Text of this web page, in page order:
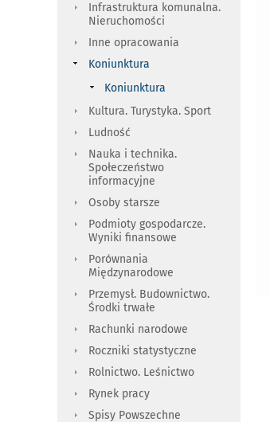
Infrastruktura komunalna.
Nieruchomości
Inne opracowania
Koniunktura
Koniunktura
Kultura. Turystyka. Sport
Ludność
Nauka i technika.
Społeczeństwo
informacyjne
Osoby starsze
Podmioty gospodarcze.
Wyniki finansowe
Porównania
Międzynarodowe
Przemysł. Budownictwo.
Środki trwałe
Rachunki narodowe
Roczniki statystyczne
Rolnictwo. Leśnictwo
Rynek pracy
Spisy Powszechne